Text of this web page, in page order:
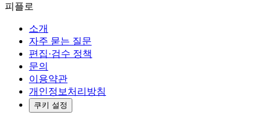
피플로
소개
자주 묻는 질문
편집·검수 정책
문의
이용약관
개인정보처리방침
쿠키 설정